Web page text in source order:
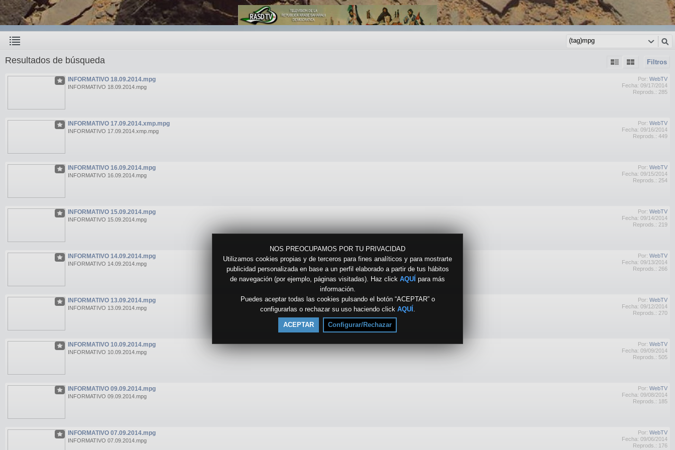
NOS PREOCUPAMOS POR TU PRIVACIDAD
Utilizamos cookies propias y de terceros para fines analíticos y para mostrarte
publicidad personalizada en base a un perfil elaborado a partir de tus hábitos
de navegación (por ejemplo, páginas visitadas). Haz click AQUÍ para más
información.
Puedes aceptar todas las cookies pulsando el botón “ACEPTAR” o
configurarlas o rechazar su uso haciendo click AQUÍ .
ACEPTAR Configurar/Rechazar
Filtros
Resultados de búsqueda
Por: WebTV
Fecha: 09/17/2014
Reprods.: 285
INFORMATIVO 18.09.2014.mpg
INFORMATIVO 18.09.2014.mpg
Por: WebTV
Fecha: 09/16/2014
Reprods.: 449
INFORMATIVO 17.09.2014.xmp.mpg
INFORMATIVO 17.09.2014.xmp.mpg
Por: WebTV
Fecha: 09/15/2014
Reprods.: 254
INFORMATIVO 16.09.2014.mpg
INFORMATIVO 16.09.2014.mpg
Por: WebTV
Fecha: 09/14/2014
Reprods.: 219
INFORMATIVO 15.09.2014.mpg
INFORMATIVO 15.09.2014.mpg
Por: WebTV
Fecha: 09/13/2014
Reprods.: 266
INFORMATIVO 14.09.2014.mpg
INFORMATIVO 14.09.2014.mpg
Por: WebTV
Fecha: 09/12/2014
Reprods.: 270
INFORMATIVO 13.09.2014.mpg
INFORMATIVO 13.09.2014.mpg
Por: WebTV
Fecha: 09/09/2014
Reprods.: 505
INFORMATIVO 10.09.2014.mpg
INFORMATIVO 10.09.2014.mpg
Por: WebTV
Fecha: 09/08/2014
Reprods.: 185
INFORMATIVO 09.09.2014.mpg
INFORMATIVO 09.09.2014.mpg
Por: WebTV
Fecha: 09/06/2014
Reprods.: 176
INFORMATIVO 07.09.2014.mpg
INFORMATIVO 07.09.2014.mpg